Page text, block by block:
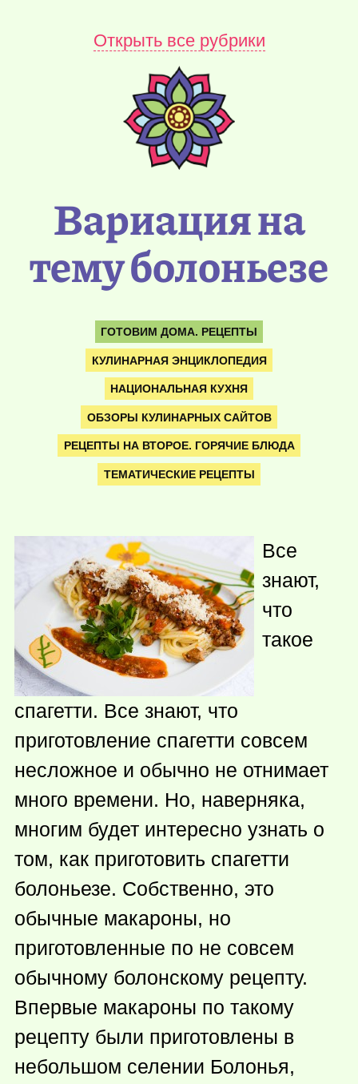
Открыть все рубрики
Вариация на
тему болоньезе
ГОТОВИМ ДОМА. РЕЦЕПТЫ
КУЛИНАРНАЯ ЭНЦИКЛОПЕДИЯ
НАЦИОНАЛЬНАЯ КУХНЯ
ОБЗОРЫ КУЛИНАРНЫХ САЙТОВ
РЕЦЕПТЫ НА ВТОРОЕ. ГОРЯЧИЕ БЛЮДА
ТЕМАТИЧЕСКИЕ РЕЦЕПТЫ
Все
знают,
что
такое
спагетти. Все знают, что
приготовление спагетти совсем
несложное и обычно не отнимает
много времени. Но, наверняка,
многим будет интересно узнать о
том, как приготовить спагетти
болоньезе. Собственно, это
обычные макароны, но
приготовленные по не совсем
обычному болонскому рецепту.
Впервые макароны по такому
рецепту были приготовлены в
небольшом селении Болонья,